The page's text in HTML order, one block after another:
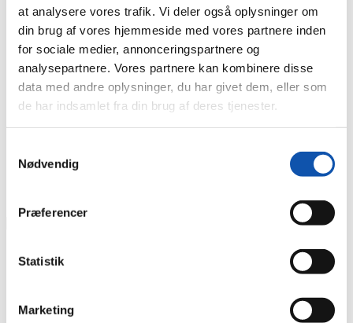
at analysere vores trafik. Vi deler også oplysninger om
din brug af vores hjemmeside med vores partnere inden
for sociale medier, annonceringspartnere og
analysepartnere. Vores partnere kan kombinere disse
data med andre oplysninger, du har givet dem, eller som
de har indsamlet fra din brug af deres tjenester.
Nødvendig
Præferencer
Statistik
Marketing
Kontakt
Viborg
Sørvad
Døgnservice
Bestil
Tilbud